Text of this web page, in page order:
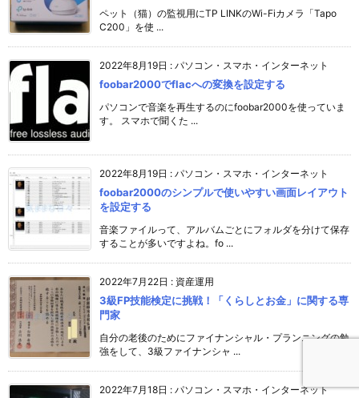
ペット（猫）の監視用にTP LINKのWi-Fiカメラ「Tapo
C200」を使 ...
2022年8月19日 : パソコン・スマホ・インターネット
foobar2000でflacへの変換を設定する
パソコンで音楽を再生するのにfoobar2000を使っていま
す。 スマホで聞くた ...
2022年8月19日 : パソコン・スマホ・インターネット
foobar2000のシンプルで使いやすい画面レイアウト
を設定する
音楽ファイルって、アルバムごとにフォルダを分けて保存
することが多いですよね。fo ...
2022年7月22日 : 資産運用
3級FP技能検定に挑戦！「くらしとお金」に関する専
門家
自分の老後のためにファイナンシャル・プランニングの勉
強をして、3級ファイナンシャ ...
2022年7月18日 : パソコン・スマホ・インターネット